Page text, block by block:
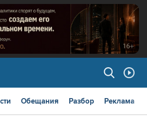
Обещания Разбор Реклама